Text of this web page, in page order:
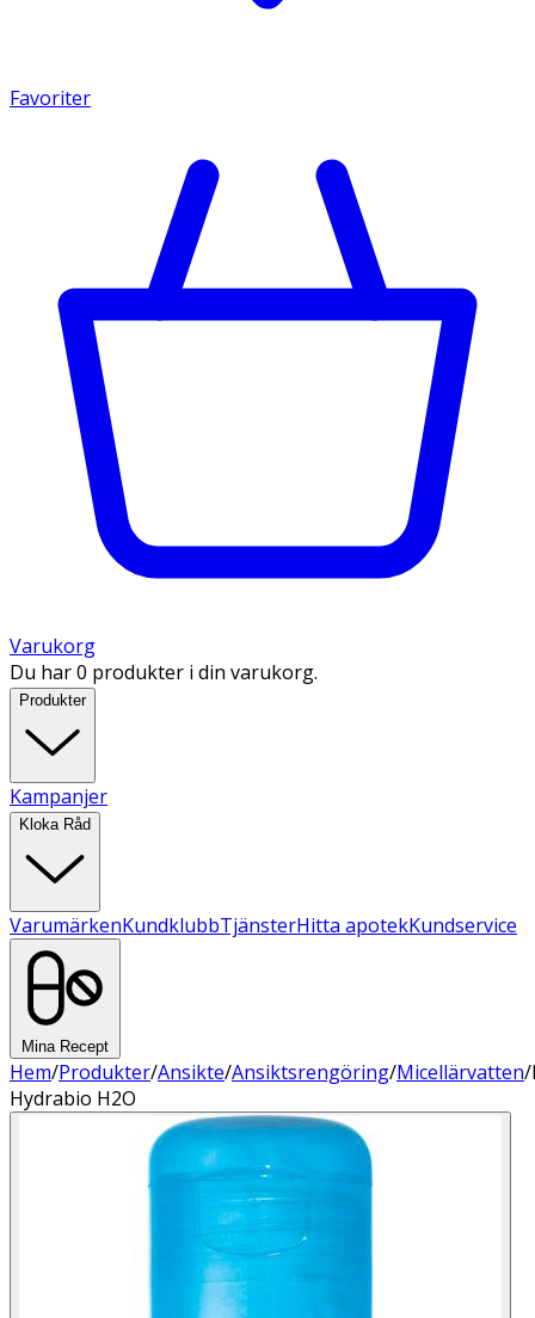
Favoriter
Varukorg
Du har 0 produkter i din varukorg.
Produkter
Kampanjer
Kloka Råd
VarumärkenKundklubbTjänsterHitta apotekKundservice
Mina Recept
Hem/Produkter/Ansikte/Ansiktsrengöring/Micellärvatten/
Hydrabio H2O